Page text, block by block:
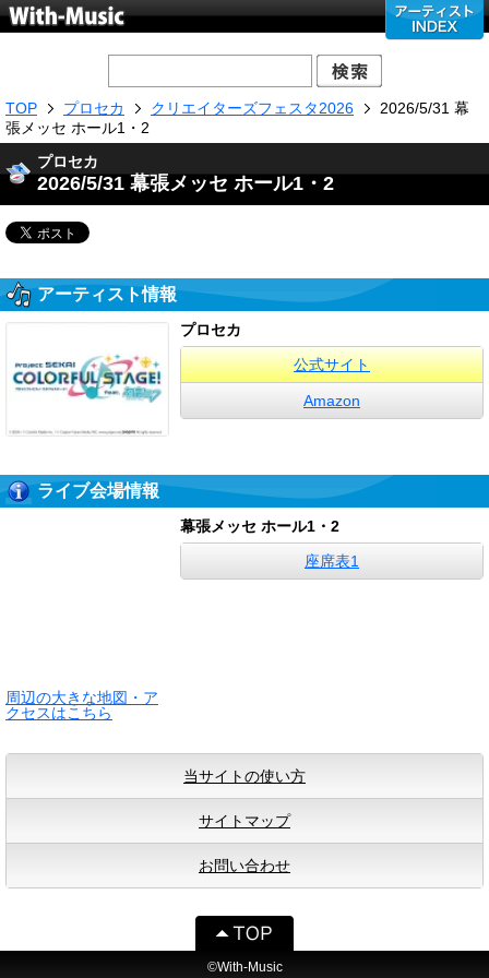
TOP プロセカ クリエイターズフェスタ2026
2026/5/31 幕
張メッセ ホール1・2
プロセカ
2026/5/31 幕張メッセ ホール1・2
アーティスト情報
プロセカ
公式サイト
Amazon
ライブ会場情報
周辺の大きな地図・ア
クセスはこちら
幕張メッセ ホール1・2
座席表1
当サイトの使い方
サイトマップ
お問い合わせ
©With-Music